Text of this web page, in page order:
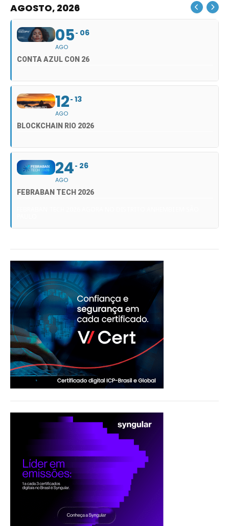
AGOSTO, 2026
05
AGO
06
CONTA AZUL CON 26
12
AGO
13
BLOCKCHAIN RIO 2026
24
AGO
26
FEBRABAN TECH 2026